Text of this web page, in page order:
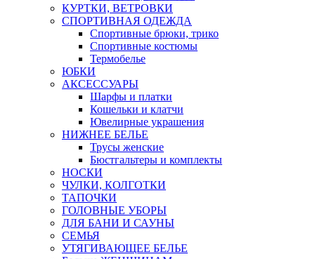
КУРТКИ, ВЕТРОВКИ
СПОРТИВНАЯ ОДЕЖДА
Спортивные брюки, трико
Спортивные костюмы
Термобелье
ЮБКИ
AКСЕССУАРЫ
Шарфы и платки
Кошельки и клатчи
Ювелирные украшения
НИЖНЕЕ БЕЛЬЕ
Трусы женские
Бюстгальтеры и комплекты
НОСКИ
ЧУЛКИ, КОЛГОТКИ
ТАПОЧКИ
ГОЛОВНЫЕ УБОРЫ
ДЛЯ БАНИ И САУНЫ
СЕМЬЯ
УТЯГИВАЮЩЕЕ БЕЛЬЕ